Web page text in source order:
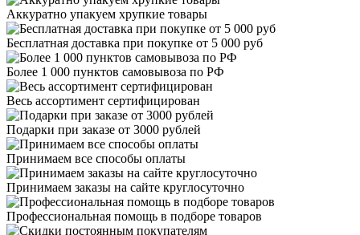
Аккуратно упакуем хрупкие товары
Бесплатная доставка при покупке от 5 000 руб
Более 1 000 пунктов самовывоза по РФ
Весь ассортимент сертифицирован
Подарки при заказе от 3000 рублей
Принимаем все способы оплаты
Принимаем заказы на сайте круглосуточно
Профессиональная помощь в подборе товаров